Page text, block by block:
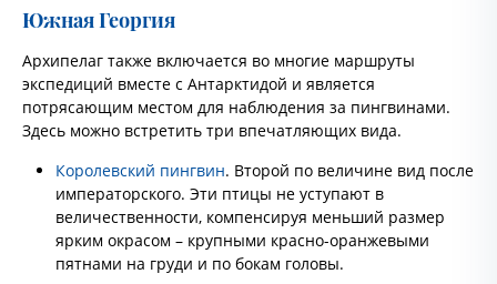
Южная Георгия
Архипелаг также включается во многие маршруты
экспедиций вместе с Антарктидой и является
потрясающим местом для наблюдения за пингвинами.
Здесь можно встретить три впечатляющих вида.
Королевский пингвин. Второй по величине вид после
императорского. Эти птицы не уступают в
величественности, компенсируя меньший размер
ярким окрасом – крупными красно-оранжевыми
пятнами на груди и по бокам головы.